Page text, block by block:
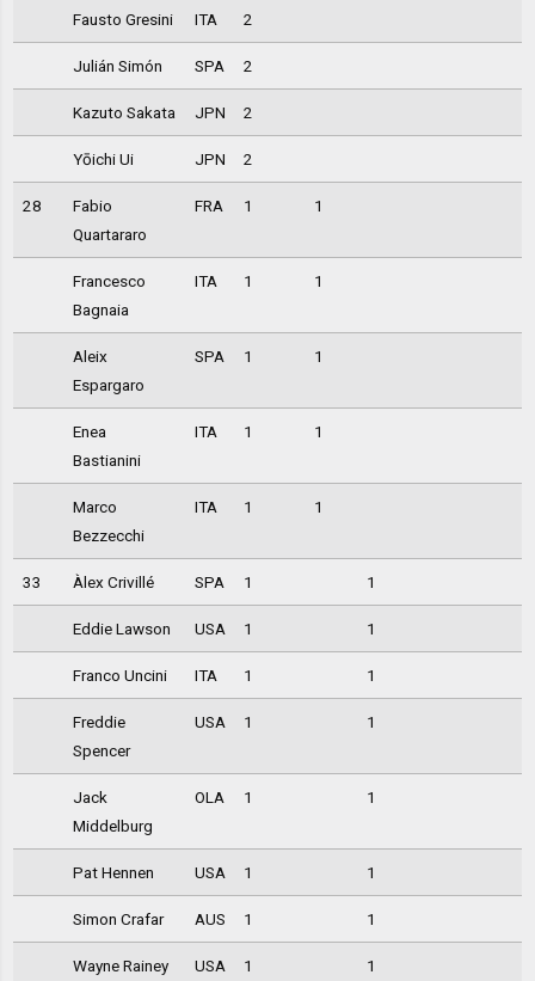
Fausto Gresini ITA 2
Julián Simón SPA 2
Kazuto Sakata JPN 2
Yōichi Ui JPN 2
28
Fabio
Quartararo
FRA 1 1
Francesco
Bagnaia
ITA 1 1
Aleix
Espargaro
SPA 1 1
Enea
Bastianini
ITA 1 1
Marco
Bezzecchi
ITA 1 1
33 Àlex Crivillé SPA 1 1
Eddie Lawson USA 1 1
Franco Uncini ITA 1 1
Freddie
Spencer
USA 1 1
Jack
Middelburg
OLA 1 1
Pat Hennen USA 1 1
Simon Crafar AUS 1 1
Wayne Rainey USA 1 1